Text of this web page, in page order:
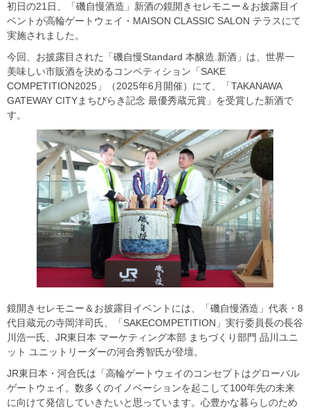
初日の21日、「磯自慢酒造」新酒の鏡開きセレモニー＆お披露目イ
ベントが高輪ゲートウェイ・MAISON CLASSIC SALON テラスにて
実施されました。
今回、お披露目された「磯自慢Standard 本醸造.新酒」は、世界一
美味しい市販酒を決めるコンペティション「SAKE
COMPETITION2025」（2025年6月開催）にて、「TAKANAWA
GATEWAY CITYまちびらき記念 最優秀蔵元賞」を受賞した新酒で
す。
鏡開きセレモニー＆お披露目イベントには、「磯自慢酒造」代表・8
代目蔵元の寺岡洋司氏、「SAKECOMPETITION」実行委員長の長谷
川浩一氏、JR東日本 マーケティング本部 まちづくり部門 品川ユニ
ット ユニットリーダーの河合秀智氏が登壇。
JR東日本・河合氏は「高輪ゲートウェイのコンセプトはグローバル
ゲートウェイ。数多くのイノベーションを起こして100年先の未来
に向けて発信していきたいと思っています。心豊かな暮らしのため